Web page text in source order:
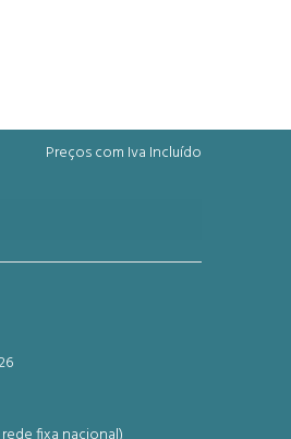
Preços com Iva Incluído